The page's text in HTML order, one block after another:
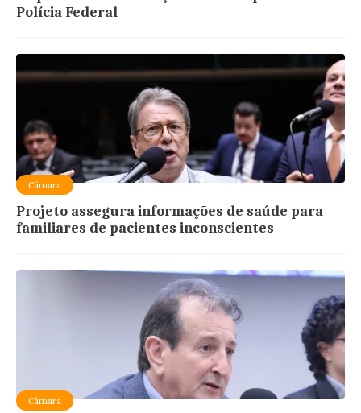
Polícia Federal
Câmara
Projeto assegura informações de saúde para
familiares de pacientes inconscientes
Câmara